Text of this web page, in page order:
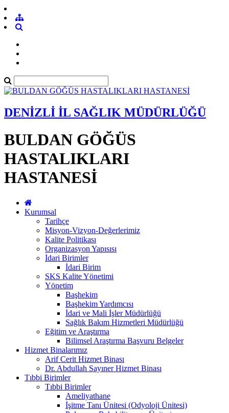
DENİZLİ İL SAĞLIK MÜDÜRLÜĞÜ
BULDAN GÖĞÜS
HASTALIKLARI
HASTANESİ
Kurumsal
Tarihçe
Misyon-Vizyon-Değerlerimiz
Kalite Politikası
Organizasyon Yapısısı
İdari Birimler
İdari Birim
SKS Kalite Yönetimi
Yönetim
Başhekim
Başhekim Yardımcısı
İdari ve Mali İşler Müdürlüğü
Sağlık Bakım Hizmetleri Müdürlüğü
Eğitim ve Araştırma
Bilimsel Araştırma Başvuru Belgeler
Hizmet Binalarımız
Arif Cerit Hizmet Binası
Dr. Abdullah Sayıner Hizmet Binası
Tıbbi Birimler
Tıbbi Birimler
Ameliyathane
İşitme Tanı Ünitesi (Odyoloji Ünitesi)